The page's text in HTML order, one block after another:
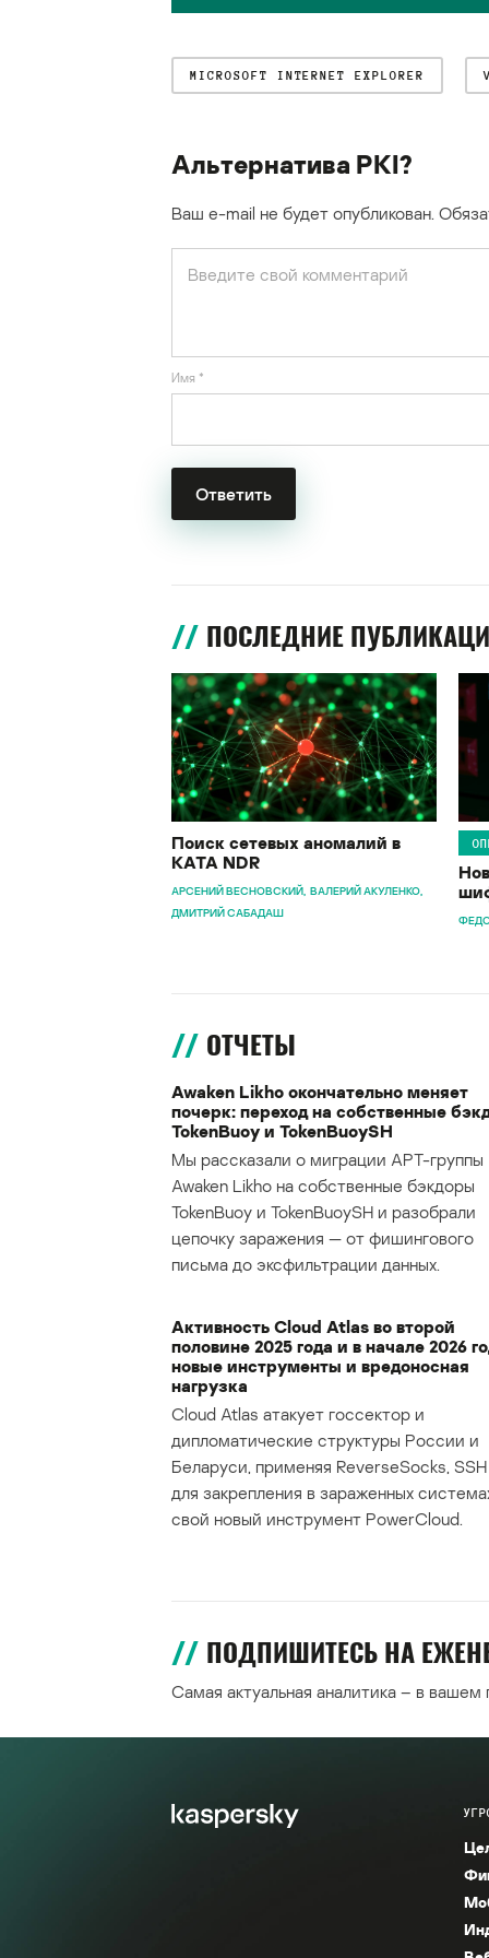
MICROSOFT INTERNET EXPLORER
Альтернатива PKI?
Ваш e-mail не будет опубликован.
Имя *
ПОСЛЕДНИЕ
Поиск сетевых аномалий в
KATA NDR
АРСЕНИЙ ВЕСНОВСКИЙ ВАЛЕРИЙ АКУЛЕНКО
ДМИТРИЙ САБАДАШ
ОТЧЕТЫ
Awaken Likho окончательно меняет
почерк: переход на собственные
TokenBuoy и TokenBuoySH
Мы рассказали о миграции APT-группы
Awaken Likho на собственные бэкдоры
TokenBuoy и TokenBuoySH и разобрали
цепочку заражения — от фишингового
письма до эксфильтрации данных.
Активность Cloud Atlas во второй
половине 2025 года и в начале 2026
новые инструменты и вредоносная
нагрузка
Cloud Atlas атакует госсектор и
дипломатические структуры России и
Беларуси, применяя ReverseSocks,
для закрепления в зараженных
свой новый инструмент PowerCloud.
ПОДПИШИТЕСЬ НА
Самая актуальная аналитика – в